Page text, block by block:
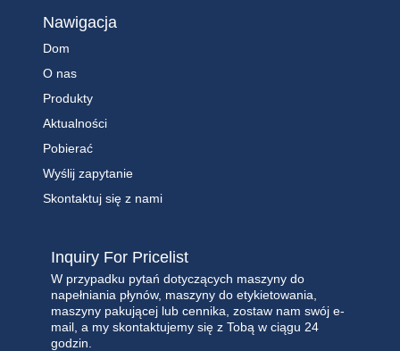
Nawigacja
Dom
O nas
Produkty
Aktualności
Pobierać
Wyślij zapytanie
Skontaktuj się z nami
Inquiry For Pricelist
W przypadku pytań dotyczących maszyny do
napełniania płynów, maszyny do etykietowania,
maszyny pakującej lub cennika, zostaw nam swój e-
mail, a my skontaktujemy się z Tobą w ciągu 24
godzin.